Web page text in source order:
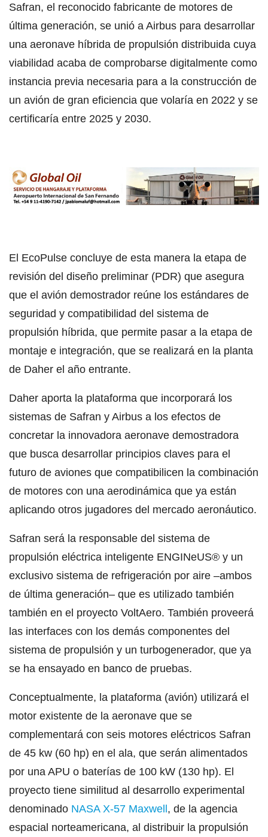
Safran, el reconocido fabricante de motores de
última generación, se unió a Airbus para desarrollar
una aeronave híbrida de propulsión distribuida cuya
viabilidad acaba de comprobarse digitalmente como
instancia previa necesaria para a la construcción de
un avión de gran eficiencia que volaría en 2022 y se
certificaría entre 2025 y 2030.
El EcoPulse concluye de esta manera la etapa de
revisión del diseño preliminar (PDR) que asegura
que el avión demostrador reúne los estándares de
seguridad y compatibilidad del sistema de
propulsión híbrida, que permite pasar a la etapa de
montaje e integración, que se realizará en la planta
de Daher el año entrante.
Daher aporta la plataforma que incorporará los
sistemas de Safran y Airbus a los efectos de
concretar la innovadora aeronave demostradora
que busca desarrollar principios claves para el
futuro de aviones que compatibilicen la combinación
de motores con una aerodinámica que ya están
aplicando otros jugadores del mercado aeronáutico.
Safran será la responsable del sistema de
propulsión eléctrica inteligente ENGINeUS® y un
exclusivo sistema de refrigeración por aire –ambos
de última generación– que es utilizado también
también en el proyecto VoltAero. También proveerá
las interfaces con los demás componentes del
sistema de propulsión y un turbogenerador, que ya
se ha ensayado en banco de pruebas.
Conceptualmente, la plataforma (avión) utilizará el
motor existente de la aeronave que se
complementará con seis motores eléctricos Safran
de 45 kw (60 hp) en el ala, que serán alimentados
por una APU o baterías de 100 kW (130 hp). El
proyecto tiene similitud al desarrollo experimental
denominado NASA X-57 Maxwell , de la agencia
espacial norteamericana, al distribuir la propulsión